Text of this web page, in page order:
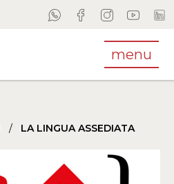
menu
/ LA LINGUA ASSEDIATA